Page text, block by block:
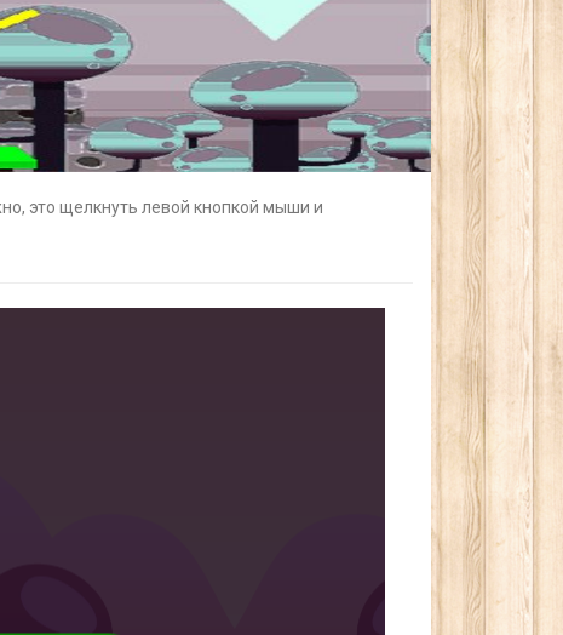
это щелкнуть левой кнопкой мыши и